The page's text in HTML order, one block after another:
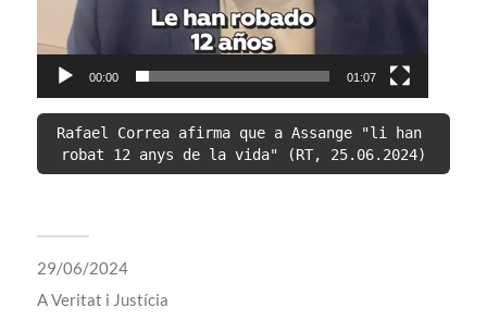
00:00 01:07
Rafael Correa afirma que a Assange "li han
robat 12 anys de la vida" (RT, 25.06.2024)
29/06/2024
A Veritat i Justícia